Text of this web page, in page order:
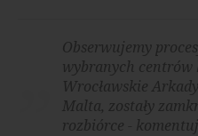
Obserwujemy
wybranych centrów
Wrocławskie
Malta, zostały
rozbiórce -